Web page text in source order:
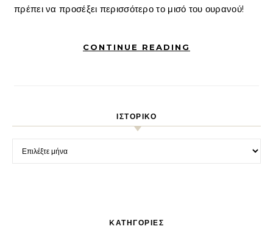
πρέπει να προσέξει περισσότερο το μισό του ουρανού!
CONTINUE READING
ΙΣΤΟΡΙΚΌ
Ιστορικό
KΑΤΗΓΟΡΊΕΣ